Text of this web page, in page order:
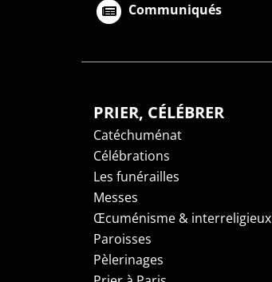
Communiqués
PRIER, CÉLÉBRER
Catéchuménat
Célébrations
Les funérailles
Messes
Œcuménisme & interreligieux
Paroisses
Pèlerinages